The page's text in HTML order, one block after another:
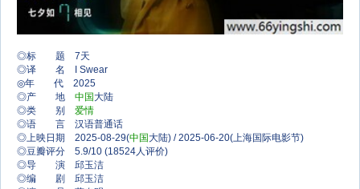
◎标 题 7天
◎译 名 I Swear
◎年 代 2025
◎产 地 中国 大陆
◎类 别 爱情
◎语 言 汉语普通话
◎上映日期 2025-08-29(中国 大陆) / 2025-06-20(上海国际电影节)
◎豆瓣评分 5.9/10 (18524人评价)
◎导 演 邱玉洁
◎编 剧 邱玉洁